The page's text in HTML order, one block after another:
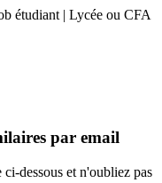
étudiant | Lycée ou CFA
par email
dessous et n'oubliez pas